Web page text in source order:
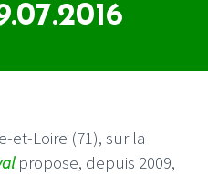
et-Loire (71), sur la
propose, depuis 2009,